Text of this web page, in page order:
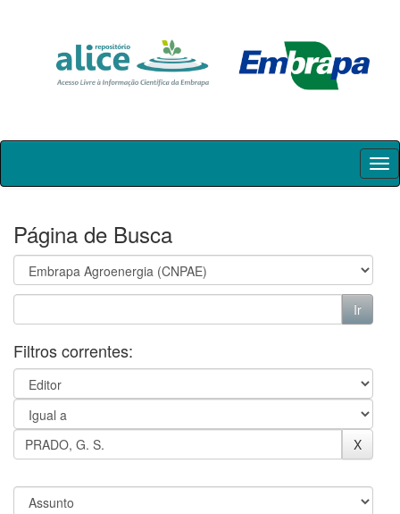
Skip
Página de Busca
Filtros correntes: